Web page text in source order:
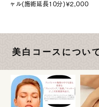
ャル(施術延長10分)¥2,000
美白コースについ